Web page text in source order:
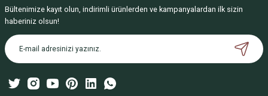
Ürün resmi kalitesiz, bozuk veya görüntülenemiyor.
Ürün açıklamasında eksik bilgiler bulunuyor.
Ürün bilgilerinde hatalar bulunuyor.
Bu ürüne benzer farklı alternatifler olmalı.
Bültenimize kayıt olun, indirimli ürünlerden ve kampanyalardan ilk sizin
haberiniz olsun!